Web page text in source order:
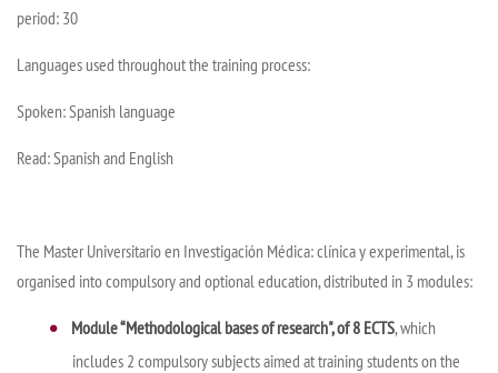
period: 30
Languages used throughout the training process:
Spoken: Spanish language
Read: Spanish and English
The Master Universitario en Investigación Médica: clínica y experimental, is
organised into compulsory and optional education, distributed in 3 modules:
Module “Methodological bases of research",of 8 ECTS,which
includes 2 compulsory subjectsaimed at training students on the